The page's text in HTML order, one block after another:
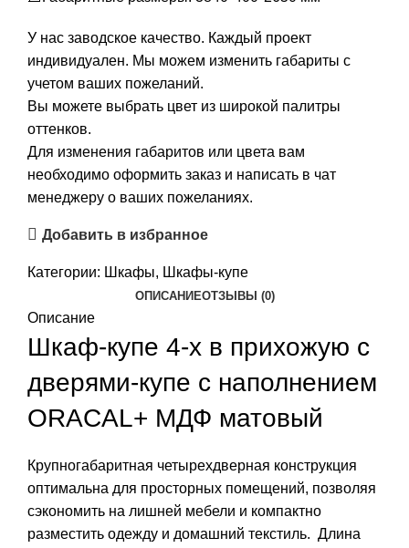
У нас заводское качество. Каждый проект
индивидуален. Мы можем изменить габариты с
учетом ваших пожеланий.
Вы можете выбрать цвет из широкой палитры
оттенков.
Для изменения габаритов или цвета вам
необходимо оформить заказ и написать в чат
менеджеру о ваших пожеланиях.
Добавить в избранное
Категории: Шкафы, Шкафы-купе
ОПИСАНИЕОТЗЫВЫ (0)
Описание
Шкаф-купе 4-х в прихожую с
дверями-купе с наполнением
ORACAL+ МДФ матовый
Крупногабаритная четырехдверная конструкция
оптимальна для просторных помещений, позволяя
сэкономить на лишней мебели и компактно
разместить одежду и домашний текстиль. Длина